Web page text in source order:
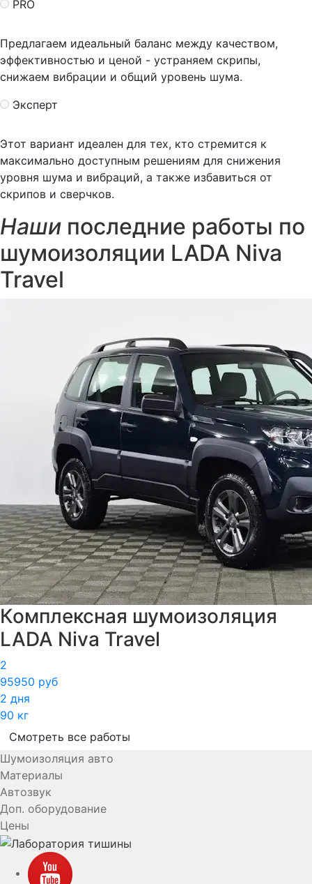
PRO
Предлагаем идеальный баланс между качеством,
эффективностью и ценой - устраняем скрипы,
снижаем вибрации и общий уровень шума.
Эксперт
Этот вариант идеален для тех, кто стремится к
максимально доступным решениям для снижения
уровня шума и вибраций, а также избавиться от
скрипов и сверчков.
Наши последние работы по
шумоизоляции LADA Niva
Travel
Комплексная шумоизоляция
LADA Niva Travel
2
95950 руб
2 дня
90 кг
Смотреть все работы
Шумоизоляция авто
Материалы
Автозвук
Доп. оборудование
Цены